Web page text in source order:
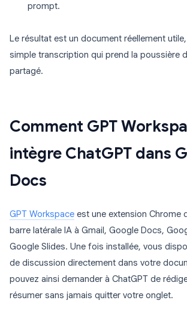
prompt.
Le résultat est un document réellement
simple transcription qui prend la poussière
partagé.
Comment GPT
intègre ChatGPT dans
Docs
GPT Workspace est une extension Chrome
barre latérale IA à Gmail, Google Docs,
Google Slides. Une fois installée, vous
de discussion directement dans votre
pouvez ainsi demander à ChatGPT de
résumer sans jamais quitter votre onglet.